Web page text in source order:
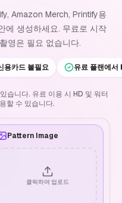
Amazon Merch, Printify용
에 생성하세요. 무료로 시작
영은 필요 없습니다.
용카드 불필요 유료 플랜에서
습니다. 유료 이용 시 HD 및 워터
할 수 있습니다.
Pattern Image
클릭하여 업로드